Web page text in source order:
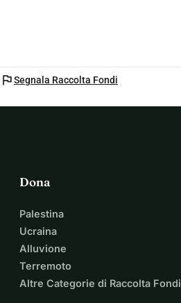
flagSegnala Raccolta Fondi
Dona
Palestina
Ucraina
Alluvione
Terremoto
Altre Categorie di Raccolta Fondi